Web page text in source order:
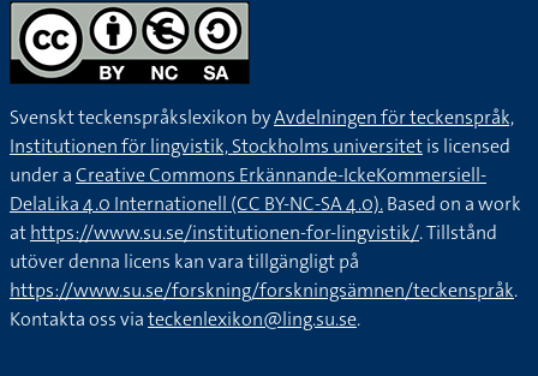
Svenskt teckenspråkslexikon byAvdelningen för teckenspråk,
Institutionen för lingvistik, Stockholms universitetis licensed
under aCreative Commons Erkännande-IckeKommersiell-
DelaLika 4.0 Internationell (CC BY-NC-SA 4.0).Based on a work
athttps://www.su.se/institutionen-for-lingvistik/. Tillstånd
utöver denna licens kan vara tillgängligt på
https://www.su.se/forskning/forskningsämnen/teckenspråk.
Kontakta oss viateckenlexikon@ling.su.se.